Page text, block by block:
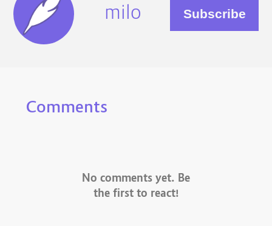
milo
Comments
No comments yet. Be
the first to react!